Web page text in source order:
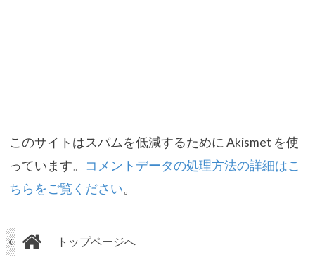
このサイトはスパムを低減するために Akismet を使
っています。 コメントデータの処理方法の詳細はこ
ちらをご覧ください。
トップページへ